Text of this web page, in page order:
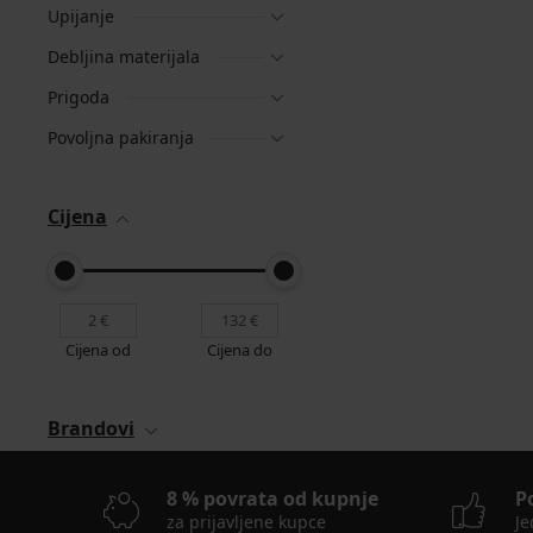
Upijanje
Debljina materijala
Prigoda
Povoljna pakiranja
Cijena
Cijena od Cijena do
Brandovi
8 % povrata od kupnje
za prijavljene kupce